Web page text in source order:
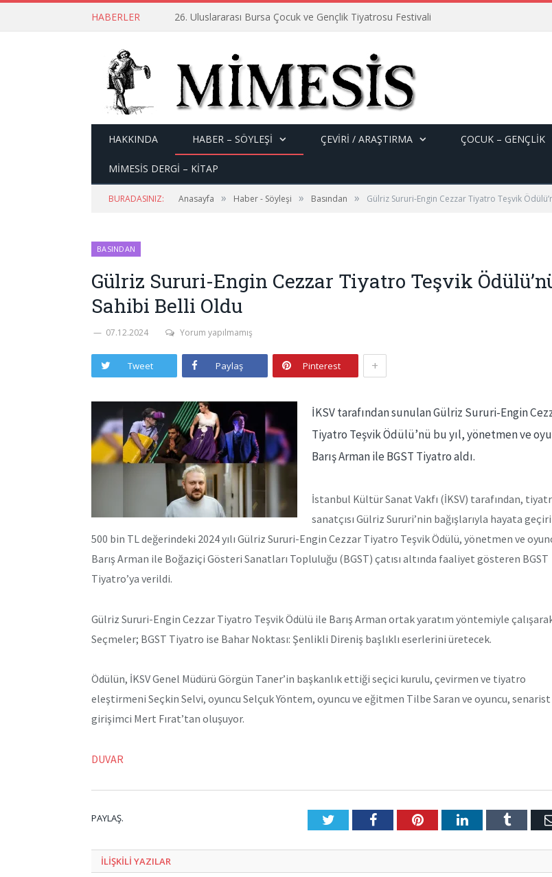
HABERLER 26. Uluslararası Bursa Çocuk ve Gençlik Tiyatrosu Festivali
HAKKINDA HABER – SÖYLEŞI ÇEVİRİ / ARAŞTIRMA ÇOCUK – GENÇLIK
MİMESİS DERGİ – KİTAP
BURADASINIZ: Anasayfa » Haber - Söyleşi » Basından » Gülriz Sururi-Engin Cezzar Tiyatro Teşvik
BASINDAN
Gülriz Sururi-Engin Cezzar Tiyatro Teşvik
Sahibi Belli Oldu
07.12.2024 Yorum yapılmamış
Tweet Paylaş Pinterest +
İKSV tarafından sunulan Gülriz Sururi-Engin
Tiyatro Teşvik Ödülü’nü bu yıl, yönetmen ve
Barış Arman ile BGST Tiyatro aldı.
İstanbul Kültür Sanat Vakfı (İKSV) tarafından,
sanatçısı Gülriz Sururi’nin bağışlarıyla hayata
500 bin TL değerindeki 2024 yılı Gülriz Sururi-Engin Cezzar Tiyatro Teşvik Ödülü, yönetmen ve
Barış Arman ile Boğaziçi Gösteri Sanatları Topluluğu (BGST) çatısı altında faaliyet gösteren BGST
Tiyatro’ya verildi.
Gülriz Sururi-Engin Cezzar Tiyatro Teşvik Ödülü ile Barış Arman ortak yaratım yöntemiyle
Seçmeler; BGST Tiyatro ise Bahar Noktası: Şenlikli Direniş başlıklı eserlerini üretecek.
Ödülün, İKSV Genel Müdürü Görgün Taner’in başkanlık ettiği seçici kurulu, çevirmen ve tiyatro
eleştirmeni Seçkin Selvi, oyuncu Selçuk Yöntem, oyuncu ve eğitmen Tilbe Saran ve oyuncu, senarist
girişimci Mert Fırat’tan oluşuyor.
DUVAR
PAYLAŞ. TwitterFacebookPinterestLinkedInTumblr
ILIŞKILI YAZILAR